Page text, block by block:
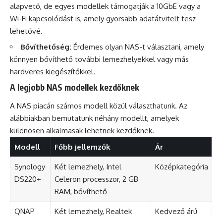
alapvető, de egyes modellek támogatják a 10GbE vagy a
Wi-Fi kapcsolódást is, amely gyorsabb adatátvitelt tesz
lehetővé.
Bővíthetőség: Érdemes olyan NAS-t választani, amely
könnyen bővíthető további lemezhelyekkel vagy más
hardveres kiegészítőkkel.
A legjobb NAS modellek kezdőknek
A NAS piacán számos modell közül választhatunk. Az
alábbiakban bemutatunk néhány modellt, amelyek
különösen alkalmasak lehetnek kezdőknek.
Modell
Főbb jellemzők Ár
Synology
DS220+
Két lemezhely, Intel
Celeron processzor, 2 GB
RAM, bővíthető
Középkategória
QNAP
Két lemezhely, Realtek
Kedvező árú